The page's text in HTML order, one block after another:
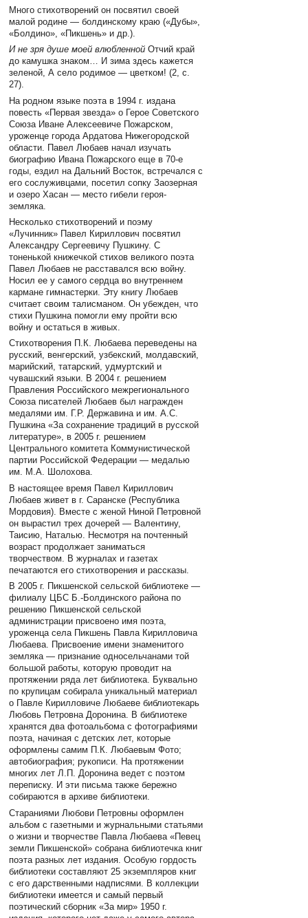
Много стихотворений он посвятил своей
малой родине — болдинскому краю («Дубы»,
«Болдино», «Пикшень» и др.).
И не зря душе моей влюбленной Отчий край
до камушка знаком… И зима здесь кажется
зеленой, А село родимое — цветком! (2, с.
27).
На родном языке поэта в 1994 г. издана
повесть «Первая звезда» о Герое Советского
Союза Иване Алексеевиче Пожарском,
уроженце города Ардатова Нижегородской
области. Павел Любаев начал изучать
биографию Ивана Пожарского еще в 70-е
годы, ездил на Дальний Восток, встречался с
его сослуживцами, посетил сопку Заозерная
и озеро Хасан — место гибели героя-
земляка.
Несколько стихотворений и поэму
«Лучинник» Павел Кириллович посвятил
Александру Сергеевичу Пушкину. С
тоненькой книжечкой стихов великого поэта
Павел Любаев не расставался всю войну.
Носил ее у самого сердца во внутреннем
кармане гимнастерки. Эту книгу Любаев
считает своим талисманом. Он убежден, что
стихи Пушкина помогли ему пройти всю
войну и остаться в живых.
Стихотворения П.К. Любаева переведены на
русский, венгерский, узбекский, молдавский,
марийский, татарский, удмуртский и
чувашский языки. В 2004 г. решением
Правления Российского межрегионального
Союза писателей Любаев был награжден
медалями им. Г.Р. Державина и им. А.С.
Пушкина «За сохранение традиций в русской
литературе», в 2005 г. решением
Центрального комитета Коммунистической
партии Российской Федерации — медалью
им. М.А. Шолохова.
В настоящее время Павел Кириллович
Любаев живет в г. Саранске (Республика
Мордовия). Вместе с женой Ниной Петровной
он вырастил трех дочерей — Валентину,
Таисию, Наталью. Несмотря на почтенный
возраст продолжает заниматься
творчеством. В журналах и газетах
печатаются его стихотворения и рассказы.
В 2005 г. Пикшенской сельской библиотеке —
филиалу ЦБС Б.-Болдинского района по
решению Пикшенской сельской
администрации присвоено имя поэта,
уроженца села Пикшень Павла Кирилловича
Любаева. Присвоение имени знаменитого
земляка — признание односельчанами той
большой работы, которую проводит на
протяжении ряда лет библиотека. Буквально
по крупицам собирала уникальный материал
о Павле Кирилловиче Любаеве библиотекарь
Любовь Петровна Доронина. В библиотеке
хранятся два фотоальбома с фотографиями
поэта, начиная с детских лет, которые
оформлены самим П.К. Любаевым Фото;
автобиография; рукописи. На протяжении
многих лет Л.П. Доронина ведет с поэтом
переписку. И эти письма также бережно
собираются в архиве библиотеки.
Стараниями Любови Петровны оформлен
альбом с газетными и журнальными статьями
о жизни и творчестве Павла Любаева «Певец
земли Пикшенской» собрана библиотечка книг
поэта разных лет издания. Особую гордость
библиотеки составляют 25 экземпляров книг
с его дарственными надписями. В коллекции
библиотеки имеется и самый первый
поэтический сборник «За мир» 1950 г.